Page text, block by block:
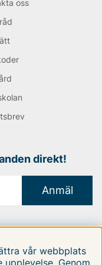
oss
direkt!
Anmäl
vår webbplats
Genom